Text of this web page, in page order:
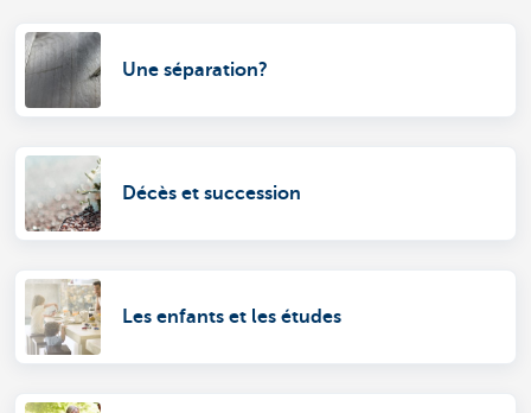
Une séparation?
Décès et succession
Les enfants et les études